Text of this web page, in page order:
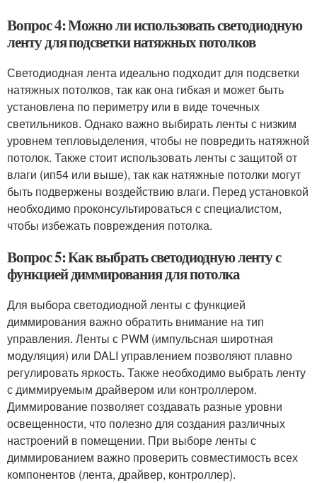
Вопрос 4: Можно ли использовать светодиодную
ленту для подсветки натяжных потолков
Светодиодная лента идеально подходит для подсветки
натяжных потолков, так как она гибкая и может быть
установлена по периметру или в виде точечных
светильников. Однако важно выбирать ленты с низким
уровнем тепловыделения, чтобы не повредить натяжной
потолок. Также стоит использовать ленты с защитой от
влаги (ип54 или выше), так как натяжные потолки могут
быть подвержены воздействию влаги. Перед установкой
необходимо проконсультироваться с специалистом,
чтобы избежать повреждения потолка.
Вопрос 5: Как выбрать светодиодную ленту с
функцией диммирования для потолка
Для выбора светодиодной ленты с функцией
диммирования важно обратить внимание на тип
управления. Ленты с PWM (импульсная широтная
модуляция) или DALI управлением позволяют плавно
регулировать яркость. Также необходимо выбрать ленту
с диммируемым драйвером или контроллером.
Диммирование позволяет создавать разные уровни
освещенности, что полезно для создания различных
настроений в помещении. При выборе ленты с
диммированием важно проверить совместимость всех
компонентов (лента, драйвер, контроллер).